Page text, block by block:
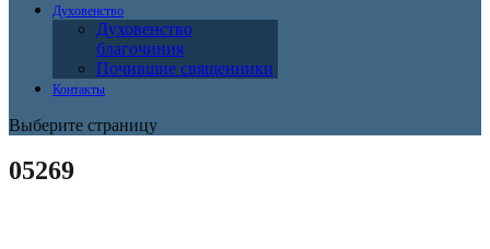
Духовенство
Духовенство
благочиния
Почившие священники
Контакты
Выберите страницу
05269